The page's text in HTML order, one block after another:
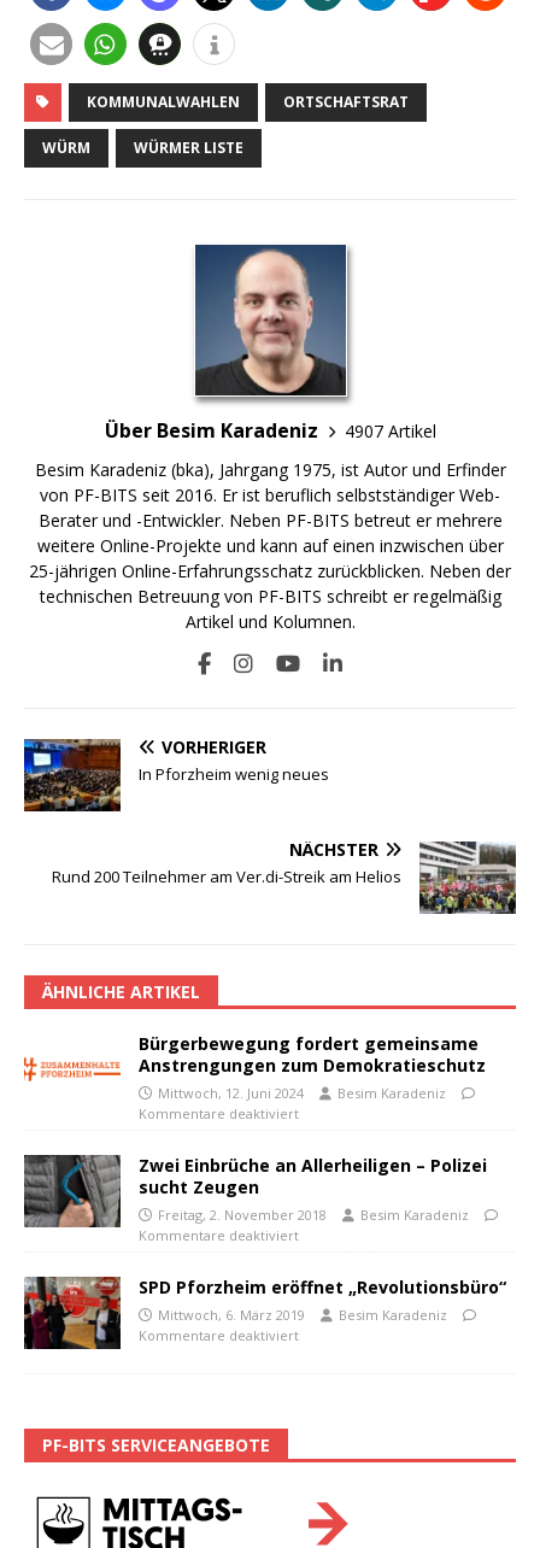
KOMMUNALWAHLEN ORTSCHAFTSRAT
WÜRM WÜRMER LISTE
Über Besim Karadeniz
4907 Artikel
Besim Karadeniz (bka), Jahrgang 1975, ist Autor und Erfinder
von PF-BITS seit 2016. Er ist beruflich selbstständiger Web-
Berater und -Entwickler. Neben PF-BITS betreut er mehrere
weitere Online-Projekte und kann auf einen inzwischen über
25-jährigen Online-Erfahrungsschatz zurückblicken. Neben der
technischen Betreuung von PF-BITS schreibt er regelmäßig
Artikel und Kolumnen.
VORHERIGER
In Pforzheim wenig neues
NÄCHSTER
Rund 200 Teilnehmer am Ver.di-Streik am Helios
ÄHNLICHE ARTIKEL
Bürgerbewegung fordert gemeinsame
Anstrengungen zum Demokratieschutz
Mittwoch, 12. Juni 2024
Besim Karadeniz
Kommentare deaktiviert
Zwei Einbrüche an Allerheiligen – Polizei
sucht Zeugen
Freitag, 2. November 2018
Besim Karadeniz
Kommentare deaktiviert
SPD Pforzheim eröffnet „Revolutionsbüro“
Mittwoch, 6. März 2019
Besim Karadeniz
Kommentare deaktiviert
PF-BITS SERVICEANGEBOTE